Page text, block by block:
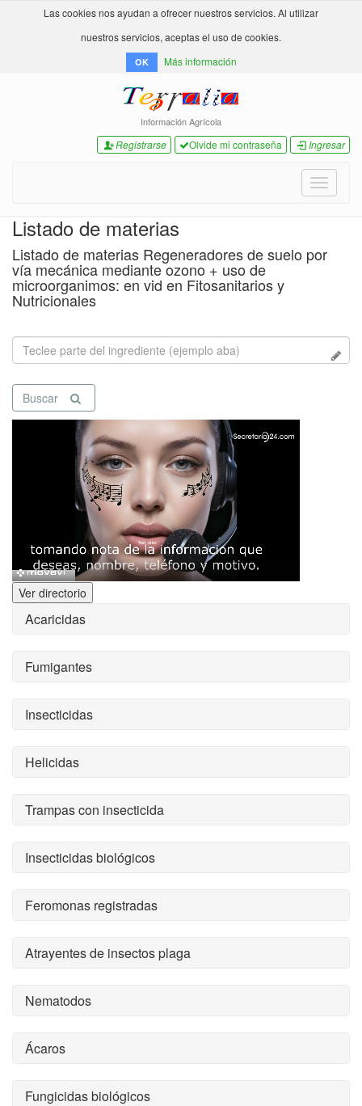
Las cookies nos ayudan a ofrecer nuestros servicios. Al utilizar
nuestros servicios, aceptas el uso de cookies.
OK Más información
Información Agrícola
Registrarse Olvide mi contraseña Ingresar
Toggle
Listado de materias
Listado de materias Regeneradores de suelo por
vía mecánica mediante ozono + uso de
microorganimos: en vid en Fitosanitarios y
Nutricionales
Buscar
Ver directorio
Acaricidas
Fumigantes
Insecticidas
Helicidas
Trampas con insecticida
Insecticidas biológicos
Feromonas registradas
Atrayentes de insectos plaga
Nematodos
Ácaros
Fungicidas biológicos